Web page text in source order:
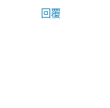
回覆